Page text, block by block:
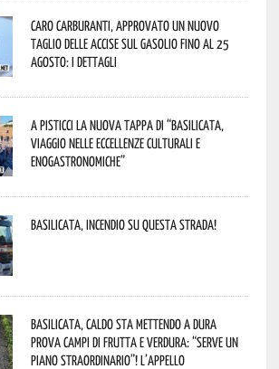
Caro carburanti, approvato un nuovo
taglio delle accise sul gasolio fino al 25
agosto: i dettagli
A Pisticci la nuova tappa di “Basilicata,
viaggio nelle eccellenze culturali e
enogastronomiche”
Basilicata, incendio su questa strada!
Basilicata, caldo sta mettendo a dura
prova campi di frutta e verdura: “Serve un
piano straordinario”! L’appello